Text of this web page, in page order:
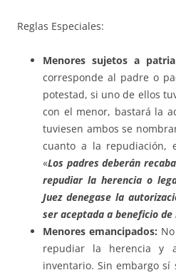
Reglas Especiales:
Menores sujetos a
corresponde al padre o
potestad, si uno de ellos
con el menor, bastará la
tuviesen ambos se
cuanto a la repudiación,
«Los padres deberán
repudiar la herencia o
Juez denegase la
ser aceptada a beneficio
Menores emancipados:
repudiar la herencia y
inventario. Sin embargo